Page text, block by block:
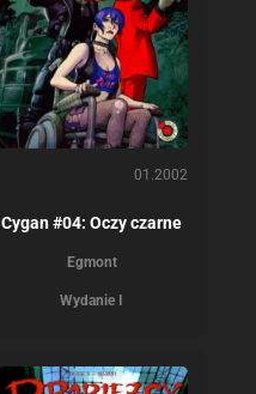
01.2002
Cygan #04: Oczy czarne
Egmont
Wydanie I